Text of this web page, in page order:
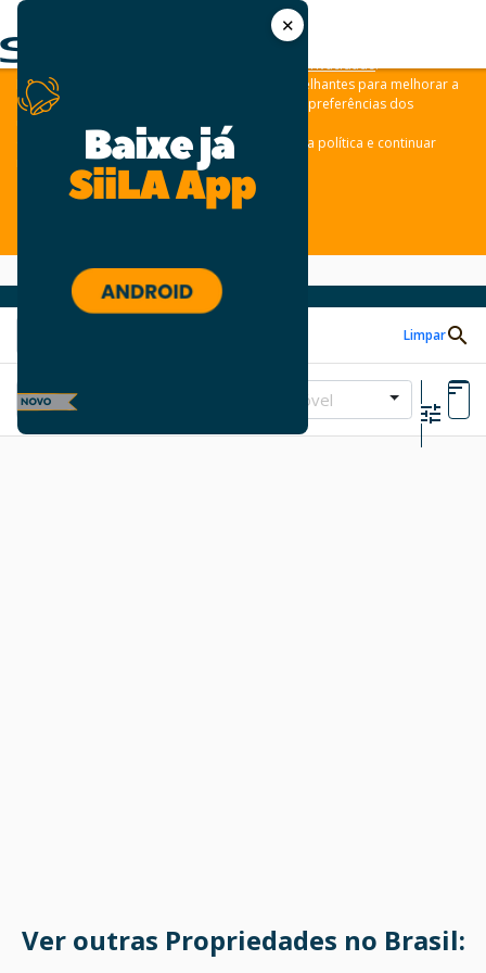
✕
As leis de privacidade dos usuários estão mudando e por isso nós
convidamos você a revisar a nossa
Política de Privacidade.
Nós usamos cookies e outras tecnologias semelhantes para melhorar a
sua experiência em nossos sites e lembrar das preferências dos
usuários.
Clique em “aceitar” para concordar com a nossa política e continuar
navegando em nosso site.
Limpar
Tipo de Imóvel
Ver outras Propriedades no Brasil: